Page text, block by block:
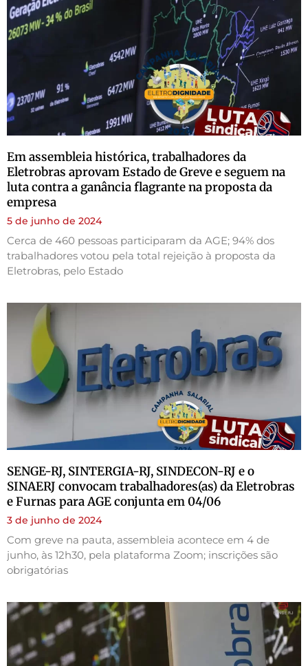
Em assembleia histórica, trabalhadores da
Eletrobras aprovam Estado de Greve e seguem na
luta contra a ganância flagrante na proposta da
empresa
5 de junho de 2024
Cerca de 460 pessoas participaram da AGE; 94% dos
trabalhadores votou pela total rejeição à proposta da
Eletrobras, pelo Estado
SENGE-RJ, SINTERGIA-RJ, SINDECON-RJ e o
SINAERJ convocam trabalhadores(as) da Eletrobras
e Furnas para AGE conjunta em 04/06
3 de junho de 2024
Com greve na pauta, assembleia acontece em 4 de
junho, às 12h30, pela plataforma Zoom; inscrições são
obrigatórias